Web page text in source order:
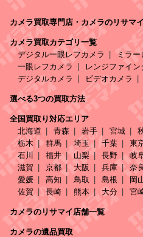
カメラ買取専門店・カメラのリサマ
カメラ買取カテゴリ一覧
デジタル一眼レフカメラ
ミラ
一眼レフカメラ
レンジファイン
デジタルカメラ
ビデオカメラ
選べる3つの買取方法
全国買取り対応エリア
北海道
青森 岩手 宮城
栃木
群馬 埼玉 千葉 東
石川
福井 山梨 長野 岐
滋賀
京都 大阪 兵庫 奈
愛媛
高知 鳥取 島根 岡
佐賀
長崎 熊本 大分 宮
カメラのリサマイ店舗一覧
カメラの遺品買取